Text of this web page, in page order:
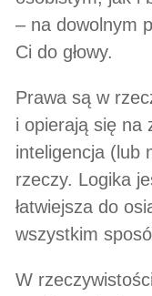
– na dowolnym
Ci do głowy.
Prawa są w
i opierają się na
inteligencja (lub
rzeczy. Logika
łatwiejsza do
wszystkim
W